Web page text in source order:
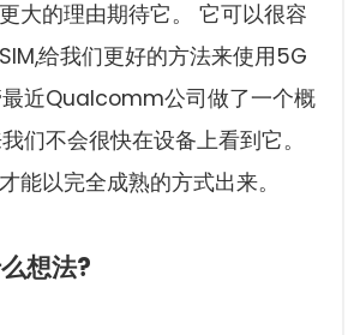
大的理由期待它。 它可以很容
给我们更好的方法来使用5G
最近Qualcomm公司做了一个概
们不会很快在设备上看到它。
能以完全成熟的方式出来。
想法?